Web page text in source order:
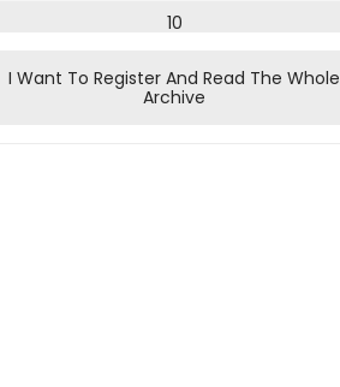
10
11
12
I Want To Register And Read The Whole
Archive